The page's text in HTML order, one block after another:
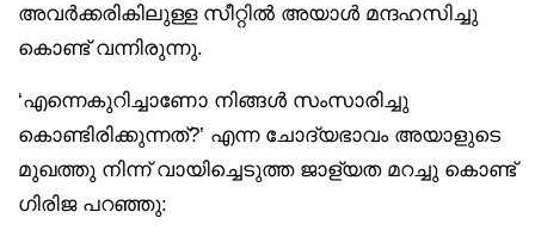
അവർക്കരികിലുള്ള സീറ്റിൽ അയാൾ മന്ദഹസിച്ചു
കൊണ്ട് വന്നിരുന്നു.
‘എന്നെകുറിച്ചാണോ നിങ്ങൾ സംസാരിച്ചു
കൊണ്ടിരിക്കുന്നത്?’ എന്ന ചോദ്യഭാവം അയാളുടെ
മുഖത്തു നിന്ന് വായിച്ചെടുത്ത ജാള്യത മറച്ചു കൊണ്ട്
ഗിരിജ പറഞ്ഞു: